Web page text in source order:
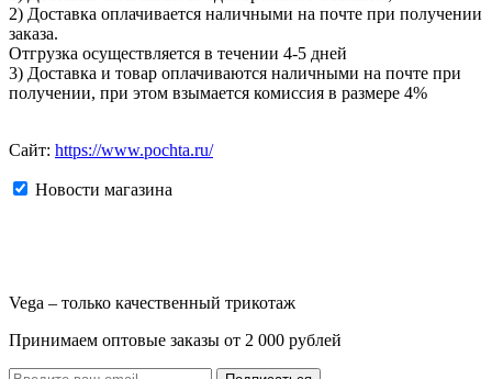
2) Доставка оплачивается наличными на почте при получении
заказа.
Отгрузка осуществляется в течении 4-5 дней
3) Доставка и товар оплачиваются наличными на почте при
получении, при этом взымается комиссия в размере 4%
Сайт: https://www.pochta.ru/
Новости магазина
Vega – только качественный трикотаж
Принимаем оптовые заказы от 2 000 рублей